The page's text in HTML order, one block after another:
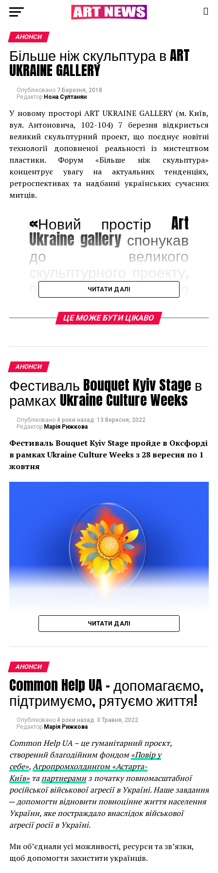
АНОНСИ
Більше ніж скульптура в ART
UKRAINE GALLERY
Опубліковано 7 Березня, 2018
Редактор Нона Султанян
У новому просторі ART UKRAINE GALLERY (м. Київ,
вул. Антоновича, 102-104) 7 березня відкриється
великий скульптурний проект, що поєднує новітні
технології доповненої реальності із мистецтвом
пластики. Форум «Більше ніж скульптура»
концентрує увагу на актуальних тенденціях,
ретроспективах та надбанні українських сучасних
митців.
«Новий простір Art
Ukraine gallery спонукав
до великого
скульптурного проекту,
про продовження якого
я мріяла декілька
років. Форум «Більше
якійсь мірі мистецькою
алітерацією
улюбленця тисяч
шанувальників –
Великого
скульптурного салону.
За десятиліття його
існування скульптура
стала одним із
головних трендів
українського
колекціонування та
виросла ціла плеяда
успішних та
затребуваних
українських
Переконана, що
цьогорічний
скульптурний форум
відкриє чимало
яскравих нових імен,
подарує нові смисли,
поставить нові
запитання. І
найцікавіше, цей
проект, що поєднує
мистецтво і новітні
технології, здатний
зацікавити навіть тих,
хто віддає перевагу
останньому», –Наталя
Заболотна, засновник
ЧИТАТИ ДАЛІ
ЦЕ МОЖЕ БУТИ ЦІКАВО
АНОНСИ
Фестиваль Bouquet Kyiv Stage в
рамках Ukraine Culture Weeks
Опубліковано 4 роки назад 13 Вересня, 2022
Редактор Марія Рижкова
Фестиваль Bouquet Kyiv Stage пройде в Оксфорді
в рамкахUkraine Culture Weeks з 28 вересня по 1
жовтня
З28 вересня до 1 жовтняв Оксфорді відбудуться 7
концертів класичної музики, святкування 85-річчя
композитора Валентина Сильвестрова, фотовиставка
«Війна», кінопокази, музичні перформанси,
дискусії.
ІніціативаUkrainian Culture Weeks 2022
започаткована навесні 2022
Oxford, Oxford University Ukrainian Society
культурним центром«Дом Майстер Клас»
підтримку України та українського культурного
надбання.
Перший сезон Ukraine Culture Weeks стане знаковим,
оскільки відкриє його український
фестивальBouquet Kyiv Stage у партнерстві з
Council, Українським інститутом та UA / UK
Seasons. Bouquet Kyiv Stage спеціально для цієї
події подорожує з Києва до Оксфорду зі своєю
ЧИТАТИ ДАЛІ
АНОНСИ
Common Help UA – допомагаємо,
підтримуємо, рятуємо життя!
Опубліковано 4 роки назад 3 Травня, 2022
Редактор Марія Рижкова
Common Help UA – це гуманітарний проєкт,
створений благодійним фондом«Повір у
себе»,Агропромхолдингом «Астарта-
Київ»тапартнерамиз початку повномасштабної
російської військової агресії в Україні. Наше завдання
─ допомогти відновити повноцінне життя населення
України, яке постраждало внаслідок військової
агресії росії в Україні.
Ми об’єднали усі можливості, ресурси та зв’язки,
щоб допомогти захистити українців.